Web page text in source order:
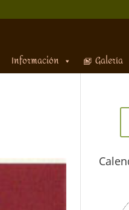
Información Galería